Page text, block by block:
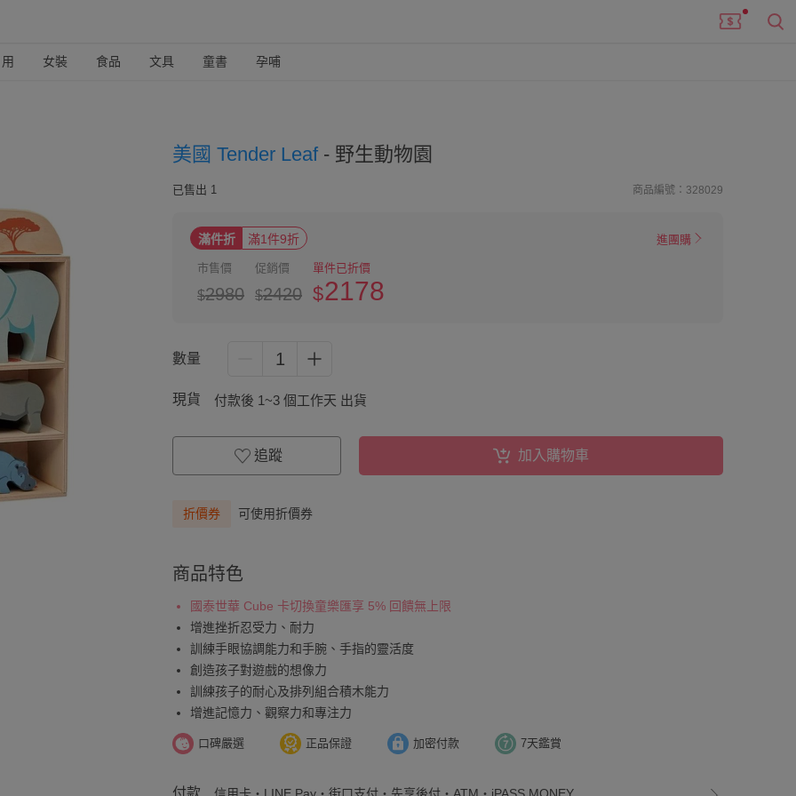
女裝 食品 文具 童書 孕哺
美國 Tender Leaf - 野生動物園
已售出 1 商品編號：328029
滿件折 滿1件9折 進團購
市售價
$2980
促銷價
$2420
單件已折價
$2178
數量 1
現貨 付款後 1~3 個工作天 出貨
追蹤 加入購物車
折價券 可使用折價券
商品特色
國泰世華 Cube 卡切換童樂匯享 5% 回饋無上限
增進挫折忍受力、耐力
訓練手眼協調能力和手腕、手指的靈活度
創造孩子對遊戲的想像力
訓練孩子的耐心及排列組合積木能力
增進記憶力、觀察力和專注力
口碑嚴選 正品保證 加密付款 7天鑑賞
付款